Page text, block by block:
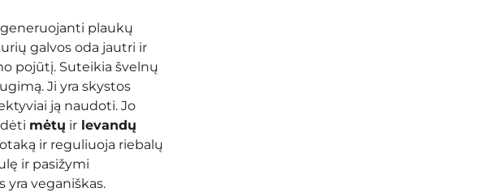
plaukų
galvos oda jautri ir
pojūtį. Suteikia švelnų
Ji yra skystos
ją naudoti. Jo
mėtų ir levandų
ir reguliuoja riebalų
ir pasižymi
veganiškas.